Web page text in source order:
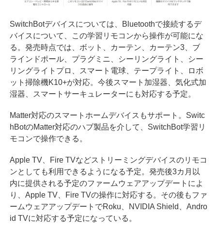
SwitchBotデバイスについては、Bluetoothで接続するデ
バイスについて、この学習リモコンから操作が可能にな
る。発売時点では、ボット、カーテン、カーテン3、ブ
ラインドポール、プラグミニ、シーリングライト、シー
リングライトプロ、スマート電球、テープライト、ロボ
ット掃除機K10+が対応。今後スマート加湿器、気化式加
湿器、スマートサーキュレーターにも対応する予定。
Matter対応のスマートホームデバイスもサポート。Switc
hBotのMatter対応のハブ製品を介して、SwitchBot学習リ
モコンで操作できる。
Apple TV、Fire TVなどストリーミングデバイスのリモコ
ンとしても利用できるようになる予定。発売後3カ月以
内に提供される予定のファームウェアアップデートによ
り、Apple TV、Fire TVの操作に対応する。その後もファ
ームウェアアップデートでRoku、NVIDIA Shield、Andro
id TVに対応する予定になっている。